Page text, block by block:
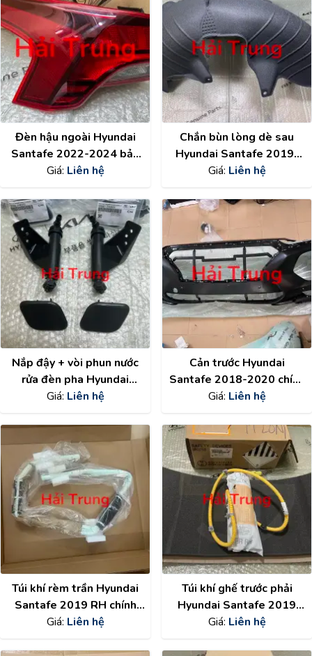
Đèn hậu ngoài Hyundai
Santafe 2022-2024 bản
nhập Hàn Quốc
92402S1500
Giá: Liên hệ
Chắn bùn lòng dè sau
Hyundai Santafe 2019-
2022 chính hãng
86822S1000
Giá: Liên hệ
Nắp đậy + vòi phun nước
rửa đèn pha Hyundai
Santafe 2015-2018 cao
986712W500
986812W500
98682W500
Giá: Liên hệ
Cản trước Hyundai
Santafe 2018-2020 chính
hãng 86510S1000
Giá: Liên hệ
Túi khí rèm trần Hyundai
Santafe 2019 RH chính
hãng 80420S1000
Giá: Liên hệ
Túi khí ghế trước phải
Hyundai Santafe 2019
chính hãng 80620S1000
Giá: Liên hệ